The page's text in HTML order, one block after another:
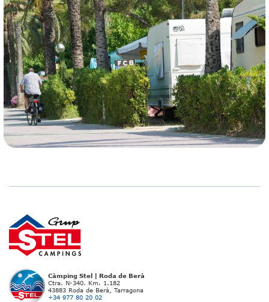
Càmping Stel | Roda de Berà
Ctra. N-340. Km. 1.182
43883 Roda de Berà, Tarragona
+34 977 80 20 02